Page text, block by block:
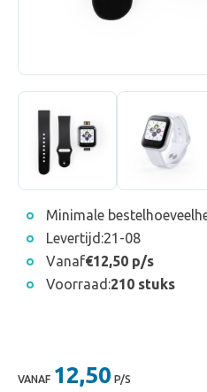
Minimale
Levertijd:21-08
Vanaf€12,50 p/s
Voorraad:210 stuks
VANAF 12,50 P/S